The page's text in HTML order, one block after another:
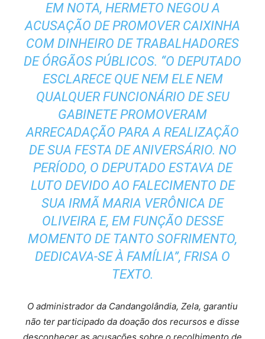
EM NOTA, HERMETO NEGOU A
ACUSAÇÃO DE PROMOVER CAIXINHA
COM DINHEIRO DE TRABALHADORES
DE ÓRGÃOS PÚBLICOS. “O DEPUTADO
ESCLARECE QUE NEM ELE NEM
QUALQUER FUNCIONÁRIO DE SEU
GABINETE PROMOVERAM
ARRECADAÇÃO PARA A REALIZAÇÃO
DE SUA FESTA DE ANIVERSÁRIO. NO
PERÍODO, O DEPUTADO ESTAVA DE
LUTO DEVIDO AO FALECIMENTO DE
SUA IRMÃ MARIA VERÔNICA DE
OLIVEIRA E, EM FUNÇÃO DESSE
MOMENTO DE TANTO SOFRIMENTO,
DEDICAVA-SE À FAMÍLIA”, FRISA O
TEXTO.
O administrador da Candangolândia, Zela, garantiu
não ter participado da doação dos recursos e disse